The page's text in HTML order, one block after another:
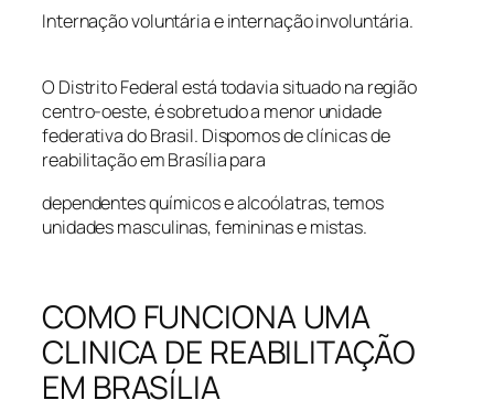
Internação voluntária e internação involuntária.
O Distrito Federal está todavia situado na região
centro-oeste, é sobretudo a menor unidade
federativa do Brasil. Dispomos de clínicas de
reabilitação em Brasília para
dependentes químicos e alcoólatras, temos
unidades masculinas, femininas e mistas.
COMO FUNCIONA UMA
CLINICA DE REABILITAÇÃO
EM BRASÍLIA